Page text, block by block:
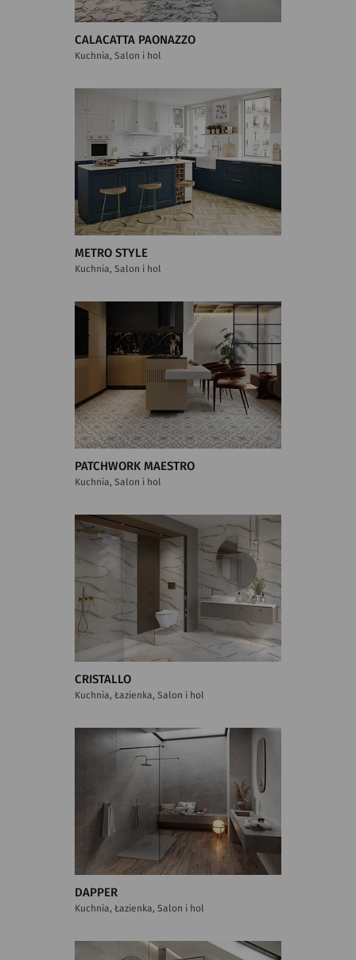
CALACATTA PAONAZZO
Kuchnia, Salon i hol
METRO STYLE
Kuchnia, Salon i hol
PATCHWORK MAESTRO
Kuchnia, Salon i hol
CRISTALLO
Kuchnia, Łazienka, Salon i hol
DAPPER
Kuchnia, Łazienka, Salon i hol